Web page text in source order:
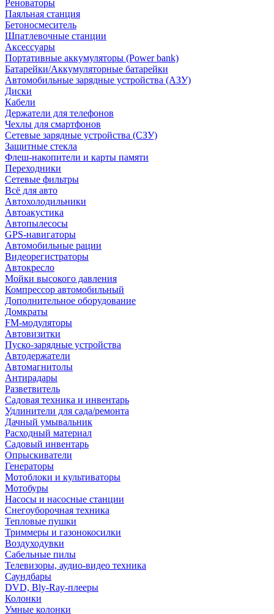
Реноваторы
Паяльная станция
Бетоносмеситель
Шпатлевочные станции
Аксессуары
Портативные аккумуляторы (Power bank)
Батарейки/Аккумуляторные батарейки
Автомобильные зарядные устройства (АЗУ)
Диски
Кабели
Держатели для телефонов
Чехлы для смартфонов
Сетевые зарядные устройства (СЗУ)
Защитные стекла
Флеш-накопители и карты памяти
Переходники
Сетевые фильтры
Всё для авто
Автохолодильники
Автоакустика
Автопылесосы
GPS-навигаторы
Автомобильные рации
Видеорегистраторы
Автокресло
Мойки высокого давления
Компрессор автомобильный
Дополнительное оборудование
Домкраты
FM-модуляторы
Автовизитки
Пуско-зарядные устройства
Автодержатели
Автомагнитолы
Антирадары
Разветвитель
Садовая техника и инвентарь
Удлинители для сада/ремонта
Дачный умывальник
Расходный материал
Садовый инвентарь
Опрыскиватели
Генераторы
Мотоблоки и культиваторы
Мотобуры
Насосы и насосные станции
Снегоуборочная техника
Тепловые пушки
Триммеры и газонокосилки
Воздуходувки
Сабельные пилы
Телевизоры, аудио-видео техника
Саундбары
DVD, Bly-Ray-плееры
Колонки
Умные колонки